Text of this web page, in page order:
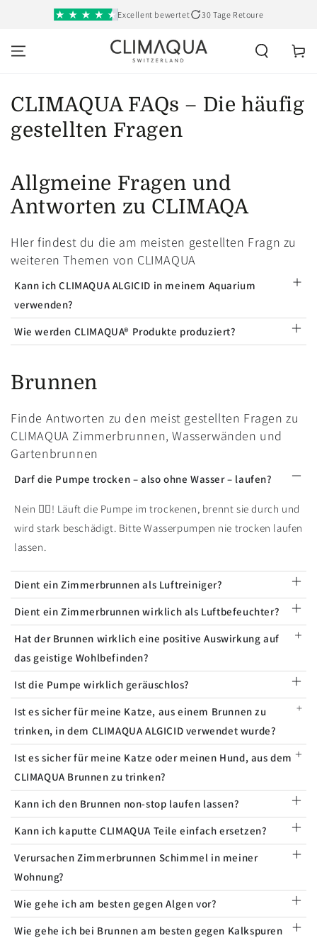
SKIP TO
CONTENT
Excellent bewertet 30 Tage Retoure
Cart
CLIMAQUA FAQs – Die häufig
gestellten Fragen
Allgmeine Fragen und
Antworten zu CLIMAQA
HIer findest du die am meisten gestellten Fragn zu
weiteren Themen von CLIMAQUA
Kann ich CLIMAQUA ALGICID in meinem Aquarium
verwenden?
Wie werden CLIMAQUA® Produkte produziert?
Brunnen
Finde Antworten zu den meist gestellten Fragen zu
CLIMAQUA Zimmerbrunnen, Wasserwänden und
Gartenbrunnen
Darf die Pumpe trocken – also ohne Wasser – laufen?
Nein 🙅‍♂️! Läuft die Pumpe im trockenen, brennt sie durch und
wird stark beschädigt. Bitte Wasserpumpen nie trocken laufen
lassen.
Dient ein Zimmerbrunnen als Luftreiniger?
Dient ein Zimmerbrunnen wirklich als Luftbefeuchter?
Hat der Brunnen wirklich eine positive Auswirkung auf
das geistige Wohlbefinden?
Ist die Pumpe wirklich geräuschlos?
Ist es sicher für meine Katze, aus einem Brunnen zu
trinken, in dem CLIMAQUA ALGICID verwendet wurde?
Ist es sicher für meine Katze oder meinen Hund, aus dem
CLIMAQUA Brunnen zu trinken?
Kann ich den Brunnen non-stop laufen lassen?
Kann ich kaputte CLIMAQUA Teile einfach ersetzen?
Verursachen Zimmerbrunnen Schimmel in meiner
Wohnung?
Wie gehe ich am besten gegen Algen vor?
Wie gehe ich bei Brunnen am besten gegen Kalkspuren